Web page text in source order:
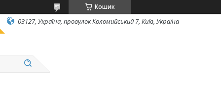
Кошик
03127, Україна, провулок Коломийський 7, Київ, Україна